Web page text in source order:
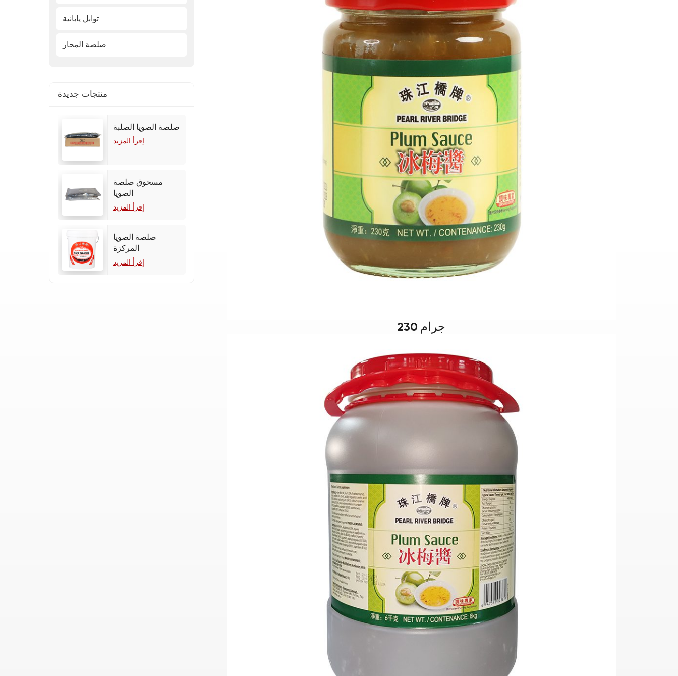
توابل يابانية
صلصة المحار
منتجات جديدة
صلصة الصويا الصلبة
إقرأ المزيد
مسحوق صلصة
الصويا
إقرأ المزيد
صلصة الصويا
المركزة
إقرأ المزيد
230 جرام